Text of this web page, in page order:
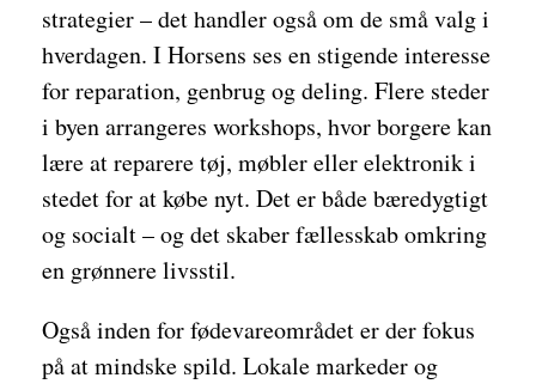
strategier – det handler også om de små valg i
hverdagen. I Horsens ses en stigende interesse
for reparation, genbrug og deling. Flere steder
i byen arrangeres workshops, hvor borgere kan
lære at reparere tøj, møbler eller elektronik i
stedet for at købe nyt. Det er både bæredygtigt
og socialt – og det skaber fællesskab omkring
en grønnere livsstil.
Også inden for fødevareområdet er der fokus
på at mindske spild. Lokale markeder og